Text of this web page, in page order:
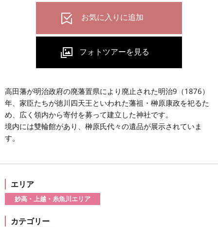
高田藩が明治政府の廃藩置県により廃止された明治9（1876）
年、家臣たちが徳川四天王といわれた藩祖・榊原康政を祀るた
め、広く領内から寄付を募って建立した神社です。
境内には雙輪館があり、榊原氏代々の遺品が展示されていま
す。
エリア
妙高・上越・糸魚川エリア
カテゴリー